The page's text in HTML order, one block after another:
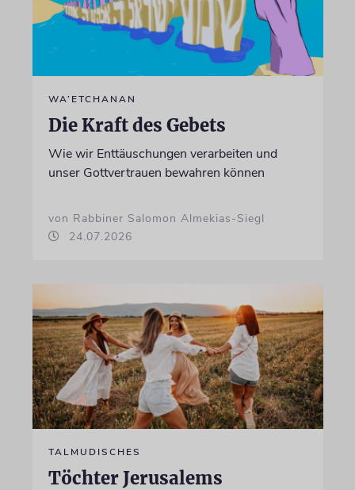
WA’ETCHANAN
Die Kraft des Gebets
Wie wir Enttäuschungen verarbeiten und
unser Gottvertrauen bewahren können
von Rabbiner Salomon Almekias-Siegl
24.07.2026
TALMUDISCHES
Töchter Jerusalems